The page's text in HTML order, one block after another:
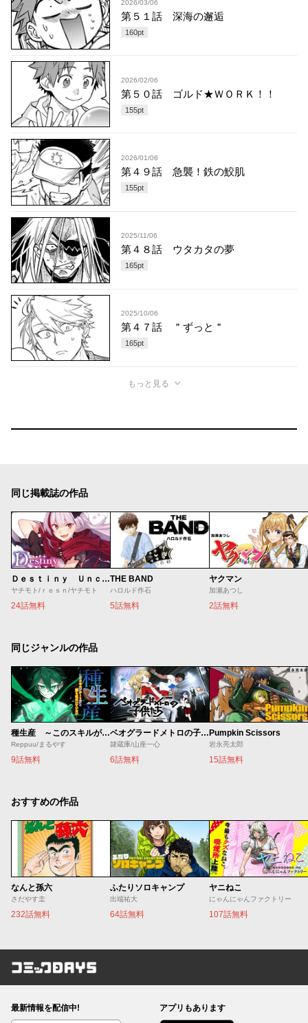
2026/03/06
第５１話 深海の邂逅
160pt
2026/02/06
第５０話 ゴルド★ＷＯＲＫ！！
155pt
2026/01/06
第４９話 急襲！鉄の鮫肌
155pt
2025/11/06
第４８話 ウタカタの夢
165pt
2025/10/06
第４７話 ＂ずっと＂
165pt
もっと見る
同じ掲載誌の作品
Ｄｅｓｔｉｎｙ Ｕｎｃｈａｉｎ Ｏｎｌｉｎｅ 吸血鬼少女となって、やがて『赤の魔王』と呼ばれるようになりました
ヤチモト/ｒｅｓｎ/ヤチモト
24話無料
THE BAND
ハロルド作石
5話無料
ヤクマン
加瀬あつし
2話無料
同じジャンルの作品
種生産 ～このスキルがチートだとまだ誰も気付いていない～
Reppuu/まるやす
9話無料
ベオグラードメトロの子供たち
隷蔵庫/山座一心
6話無料
Pumpkin Scissors
岩永亮太郎
15話無料
おすすめの作品
なんと孫六
さだやす圭
232話無料
ふたりソロキャンプ
出端祐大
64話無料
ヤニねこ
にゃんにゃんファクトリー
107話無料
コミックDAYS
最新情報を配信中! アプリもあります